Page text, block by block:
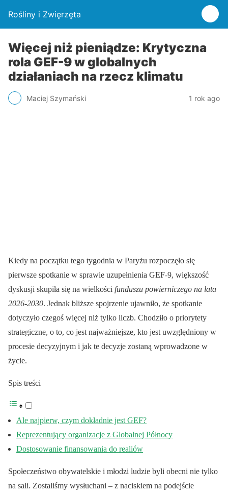
Rośliny i Zwięrzęta
Więcej niż pieniądze: Krytyczna
rola GEF-9 w globalnych
działaniach na rzecz klimatu
Maciej Szymański 1 rok ago
Kiedy na początku tego tygodnia w Paryżu rozpoczęło się
pierwsze spotkanie w sprawie uzupełnienia GEF-9, większość
dyskusji skupiła się na wielkości funduszu powierniczego na lata
2026-2030. Jednak bliższe spojrzenie ujawniło, że spotkanie
dotyczyło czegoś więcej niż tylko liczb. Chodziło o priorytety
strategiczne, o to, co jest najważniejsze, kto jest uwzględniony w
procesie decyzyjnym i jak te decyzje zostaną wprowadzone w
życie.
Spis treści
Ale najpierw, czym dokładnie jest GEF?
Reprezentujący organizacje z Globalnej Północy
Dostosowanie finansowania do realiów
Społeczeństwo obywatelskie i młodzi ludzie byli obecni nie tylko
na sali. Zostaliśmy wysłuchani – z naciskiem na podejście